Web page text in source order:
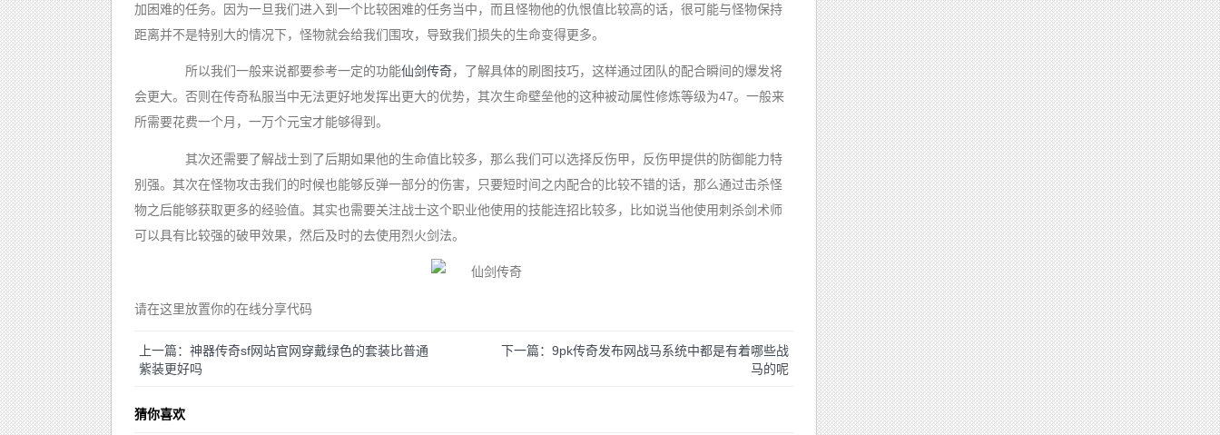
加困难的任务。因为一旦我们进入到一个比较困难的任务当中，而且怪物他的仇恨值比较高的话，很可能与怪物保持
距离并不是特别大的情况下，怪物就会给我们围攻，导致我们损失的生命变得更多。
所以我们一般来说都要参考一定的功能仙剑传奇，了解具体的刷图技巧，这样通过团队的配合瞬间的爆发将
会更大。否则在传奇私服当中无法更好地发挥出更大的优势，其次生命壁垒他的这种被动属性修炼等级为47。一般来
所需要花费一个月，一万个元宝才能够得到。
其次还需要了解战士到了后期如果他的生命值比较多，那么我们可以选择反伤甲，反伤甲提供的防御能力特
别强。其次在怪物攻击我们的时候也能够反弹一部分的伤害，只要短时间之内配合的比较不错的话，那么通过击杀怪
物之后能够获取更多的经验值。其实也需要关注战士这个职业他使用的技能连招比较多，比如说当他使用刺杀剑术师
可以具有比较强的破甲效果，然后及时的去使用烈火剑法。
请在这里放置你的在线分享代码
上一篇：神器传奇sf网站官网穿戴绿色的套装比普通
紫装更好吗
下一篇：9pk传奇发布网战马系统中都是有着哪些战
马的呢
猜你喜欢